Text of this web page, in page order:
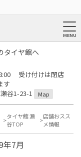
タイヤ館へ
受け付けは閉店
す
谷1-23-1
Map
タイヤ館 瀬
谷TOP
店舗おスス
メ情報
年7月